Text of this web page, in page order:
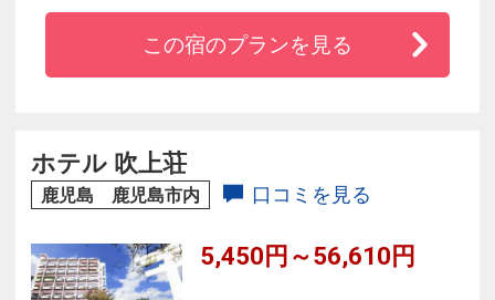
★当館１階には空港バスをはじめ、中長距離高
速バス発着所も併設。
■「立地」「交通アクセス」「眺望」を兼備！！
※アメニティはフロントロビーのアメニティコ
ーナーよりご自身でお取りくださいませ。
この宿のプランを見る
ホテル 吹上荘
鹿児島 鹿児島市内 口コミを見る
5,450円～56,610円